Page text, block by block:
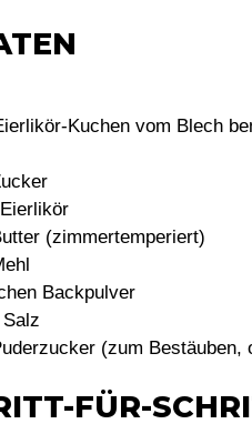
Kuchen vom Blech
(zimmertemperiert)
Backpulver
(zum Bestäuben,
FÜR-